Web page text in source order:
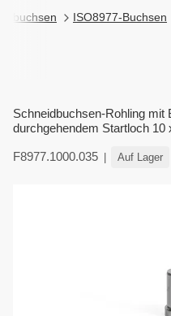
ISO8977-Buchsen
Schneidbuchsen-Rohling mit
durchgehendem Startloch 10
F8977.1000.035 Auf Lager